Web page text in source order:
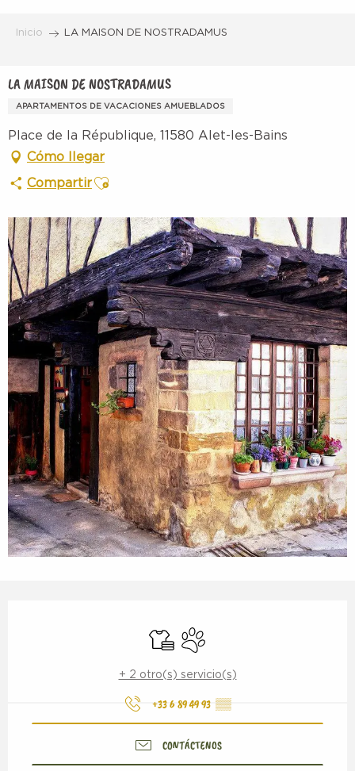
Inicio LA MAISON DE NOSTRADAMUS
LA MAISON DE NOSTRADAMUS
APARTAMENTOS DE VACACIONES AMUEBLADOS
Place de la République, 11580 Alet-les-Bains
Cómo llegar
CompartirAjouter aux favoris
Sábanas y ropa de cama
Se aceptan animales
+ 2 otro(s) servicio(s)
+33 6 89 49 93 ▒▒
CONTÁCTENOS